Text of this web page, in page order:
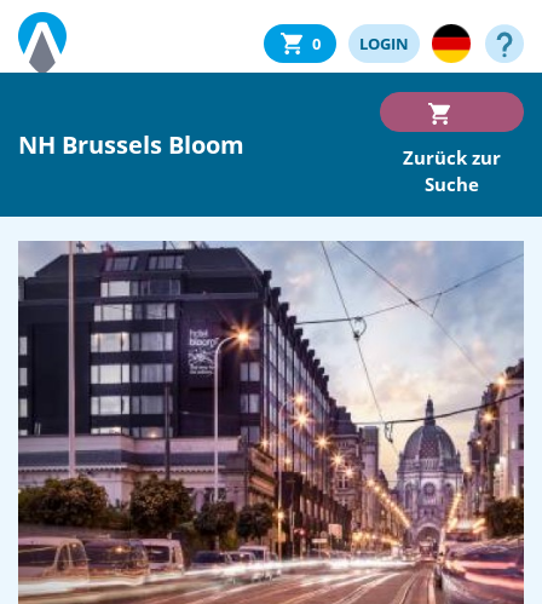
0 LOGIN
NH Brussels Bloom
Zurück zur
Suche